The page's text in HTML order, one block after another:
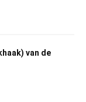
van de